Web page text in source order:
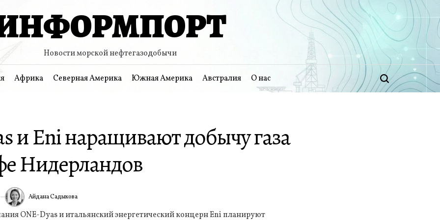
Новости морской нефтегазодобычи
Африка Северная Америка Южная Америка Австралия О нас Поиск
и Eni наращивают добычу газа
Нидерландов
ИА Айдана Садыкова
ONE-Dyas и итальянский энергетический концерн Eni планируют